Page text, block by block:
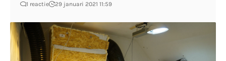
1 reactie 29 januari 2021 11:59